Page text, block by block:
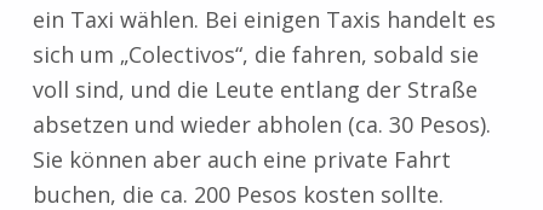
ein Taxi wählen. Bei einigen Taxis handelt es
sich um „Colectivos“, die fahren, sobald sie
voll sind, und die Leute entlang der Straße
absetzen und wieder abholen (ca. 30 Pesos).
Sie können aber auch eine private Fahrt
buchen, die ca. 200 Pesos kosten sollte.